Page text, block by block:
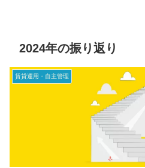
2024年の振り返り
賃貸運用・自主管理